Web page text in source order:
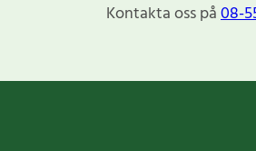
Kontakta oss på08-